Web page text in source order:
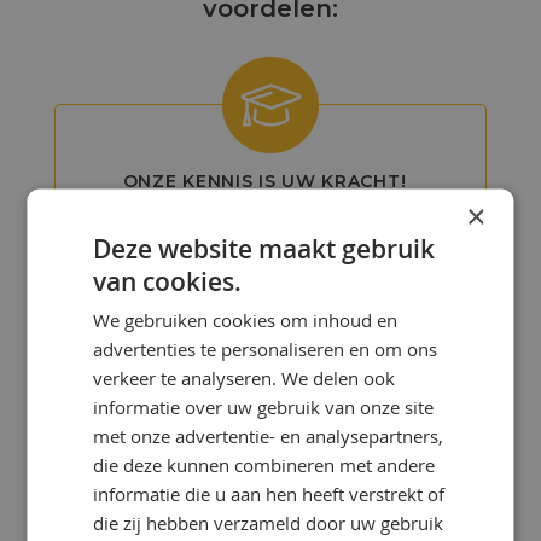
voordelen:
ONZE KENNIS IS UW KRACHT!
van gepassioneerde smeermiddelen-
specialisten met uitgebreide kennis en
ervaring.
GEDETAILLEERD
ADVIES
×
Deze website maakt gebruik
van cookies.
We gebruiken cookies om inhoud en
advertenties te personaliseren en om ons
verkeer te analyseren. We delen ook
informatie over uw gebruik van onze site
met onze advertentie- en analysepartners,
die deze kunnen combineren met andere
informatie die u aan hen heeft verstrekt of
die zij hebben verzameld door uw gebruik